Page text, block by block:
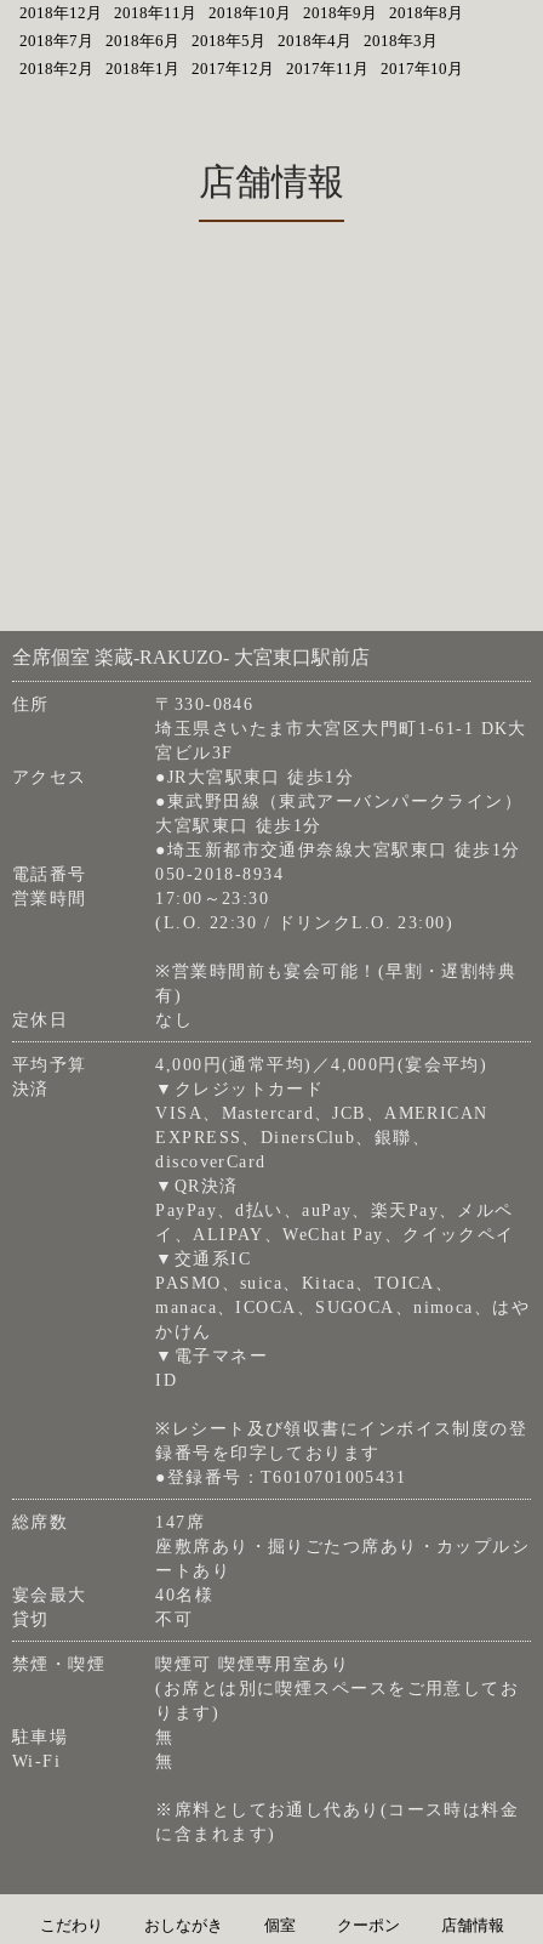
2018年12月
2018年11月 2018年10月 2018年9月
2018年8月
2018年7月
2018年6月 2018年5月 2018年4月
2018年3月
2018年2月
2018年1月 2017年12月 2017年11月 2017年10月
店舗情報
全席個室 楽蔵‐RAKUZO‐ 大宮東口駅前店
住所
〒330-0846
埼玉県さいたま市大宮区大門町1-61-1 DK大
宮ビル3F
アクセス
●JR大宮駅東口 徒歩1分
●東武野田線（東武アーバンパークライン）
大宮駅東口 徒歩1分
●埼玉新都市交通伊奈線大宮駅東口 徒歩1分
電話番号
050-2018-8934
営業時間
17:00～23:30
(L.O. 22:30 / ドリンクL.O. 23:00)
※営業時間前も宴会可能！(早割・遅割特典
有)
定休日
なし
平均予算
4,000円(通常平均)／4,000円(宴会平均)
決済
▼クレジットカード
VISA、Mastercard、JCB、AMERICAN
EXPRESS、DinersClub、銀聯、
discoverCard
▼QR決済
PayPay、d払い、auPay、楽天Pay、メルペ
イ、ALIPAY、WeChat Pay、クイックペイ
▼交通系IC
PASMO、suica、Kitaca、TOICA、
manaca、ICOCA、SUGOCA、nimoca、はや
かけん
▼電子マネー
ID
※レシート及び領収書にインボイス制度の登
録番号を印字しております
●登録番号：T6010701005431
総席数
147席
座敷席あり・掘りごたつ席あり・カップルシ
ートあり
宴会最大
40名様
貸切
不可
禁煙・喫煙
喫煙可 喫煙専用室あり
(お席とは別に喫煙スペースをご用意してお
ります)
駐車場
無
Wi-Fi
無
※席料としてお通し代あり(コース時は料金
に含まれます)
こだわり おしながき 個室 クーポン 店舗情報